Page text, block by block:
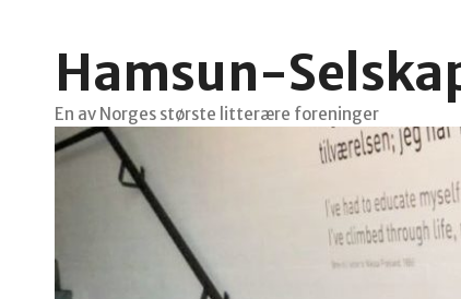
Hamsun-
En av Norges største litterære foreninger